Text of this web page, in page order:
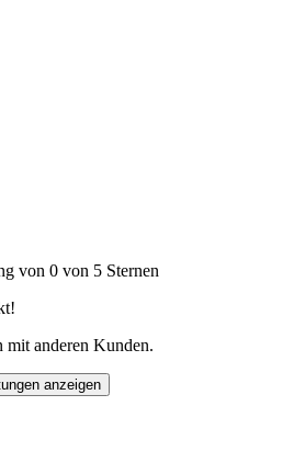
von 0 von 5 Sternen
mit anderen Kunden.
anzeigen